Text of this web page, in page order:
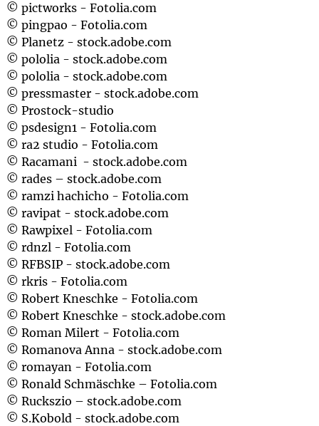
© pictworks - Fotolia.com
© pingpao - Fotolia.com
© Planetz - stock.adobe.com
© pololia - stock.adobe.com
© pololia - stock.adobe.com
© pressmaster - stock.adobe.com
© Prostock-studio
© psdesign1 - Fotolia.com
© ra2 studio - Fotolia.com
© Racamani - stock.adobe.com
© rades – stock.adobe.com
© ramzi hachicho - Fotolia.com
© ravipat - stock.adobe.com
© Rawpixel - Fotolia.com
© rdnzl - Fotolia.com
© RFBSIP - stock.adobe.com
© rkris - Fotolia.com
© Robert Kneschke - Fotolia.com
© Robert Kneschke - stock.adobe.com
© Roman Milert - Fotolia.com
© Romanova Anna - stock.adobe.com
© romayan - Fotolia.com
© Ronald Schmäschke – Fotolia.com
© Ruckszio – stock.adobe.com
© S.Kobold - stock.adobe.com